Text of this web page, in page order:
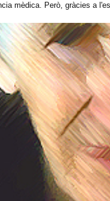
mèdica. Però, gràcies a